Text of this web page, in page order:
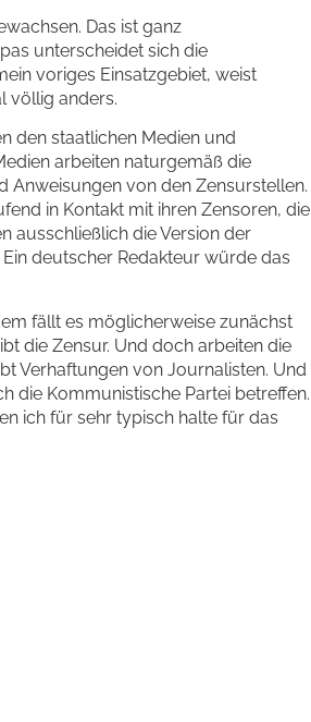
Das ist ganz
unterscheidet sich die
voriges Einsatzgebiet, weist
völlig anders.
den staatlichen Medien und
arbeiten naturgemäß die
Anweisungen von den Zensurstellen.
in Kontakt mit ihren Zensoren, die
ausschließlich die Version der
deutscher Redakteur würde das
fällt es möglicherweise zunächst
die Zensur. Und doch arbeiten die
Verhaftungen von Journalisten. Und
die Kommunistische Partei betreffen.
ich für sehr typisch halte für das